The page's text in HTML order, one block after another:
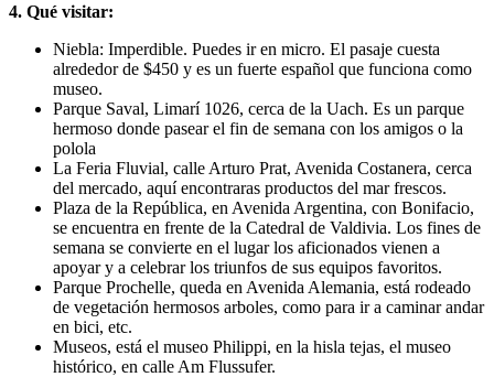
4. Qué visitar:
Niebla: Imperdible. Puedes ir en micro. El pasaje cuesta
alrededor de $450 y es un fuerte español que funciona como
museo.
Parque Saval, Limarí 1026, cerca de la Uach. Es un parque
hermoso donde pasear el fin de semana con los amigos o la
polola
La Feria Fluvial, calle Arturo Prat, Avenida Costanera, cerca
del mercado, aquí encontraras productos del mar frescos.
Plaza de la República, en Avenida Argentina, con Bonifacio,
se encuentra en frente de la Catedral de Valdivia. Los fines de
semana se convierte en el lugar los aficionados vienen a
apoyar y a celebrar los triunfos de sus equipos favoritos.
Parque Prochelle, queda en Avenida Alemania, está rodeado
de vegetación hermosos arboles, como para ir a caminar andar
en bici, etc.
Museos, está el museo Philippi, en la hisla tejas, el museo
histórico, en calle Am Flussufer.